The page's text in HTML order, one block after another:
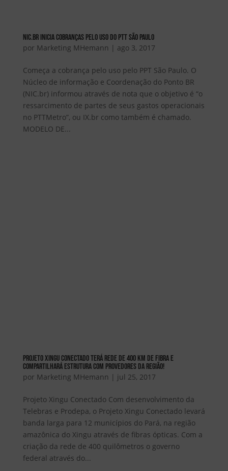
NIC.BR inicia cobranças pelo uso do PTT São Paulo
por Marketing MHemann | ago 3, 2017
Começa a cobrança pelo uso pelo PPT São Paulo. O
Núcleo de informação e Coordenação do Ponto BR
(NIC.br) informou através de nota que o objetivo é “o
ressarcimento de partes de seus gastos operacionais
no PTTMetro”, ou IX.br como também é chamado.
MODELO DE...
Projeto Xingu Conectado terá rede de 400 Km de fibra e
compartilhará estrutura com provedores da região!
por Marketing MHemann | jul 25, 2017
Projeto Xingu Conectado Com desenvolvimento da
Telebras e Prodepa, o Projeto Xingu Conectado levará
banda larga para 12 municípios do Pará, na região
amazônica do Xingu através de fibras ópticas. Com a
criação da rede de 400 quilômetros o governo
federal através do...